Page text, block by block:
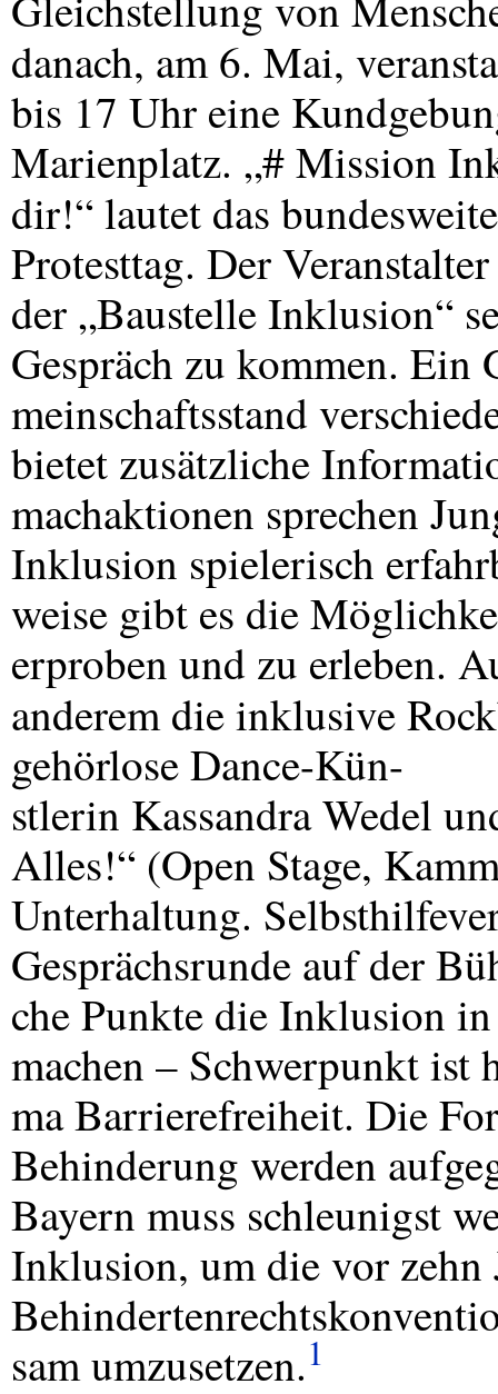
danach, am 6. Mai,
bis 17 Uhr eine
Marienplatz. „# Mission
dir!“ lautet das
Protesttag. Der
der „Baustelle Inklusion“
Gespräch zu kommen. Ein
meinschaftsstand
bietet zusätzliche
machaktionen sprechen
Inklusion spielerisch
weise gibt es die
erproben und zu erleben.
anderem die inklusive
gehörlose Dance-Kün-
stlerin Kassandra Wedel
Alles!“ (Open Stage,
Unterhaltung.
Gesprächsrunde auf der
che Punkte die Inklusion
machen – Schwerpunkt ist
ma Barrierefreiheit. Die
Behinderung werden
Bayern muss schleunigst
Inklusion, um die vor
sam umzusetzen.1